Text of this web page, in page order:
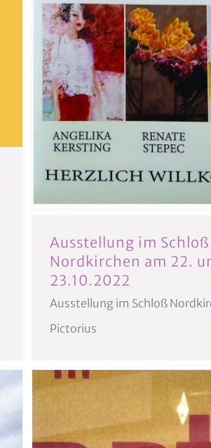
Ausstellung im Schloß
Nordkirchen am 22.
23.10.2022
Ausstellung im Schloß
Pictorius